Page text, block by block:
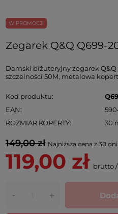
W PROMOCJI
Zegarek Q&Q Q699-
Damski biżuteryjny zegarek Q&Q
szczelności 50M, metalowa
Kod produktu
EAN
ROZMIAR KOPERTY
30
149,00 zł Najniższa cena z 30
119,00 zł brutto
- +